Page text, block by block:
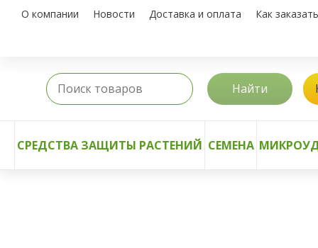
О компании Новости Доставка и оплата Как заказать
Найти
СРЕДСТВА ЗАЩИТЫ РАСТЕНИЙ СЕМЕНА